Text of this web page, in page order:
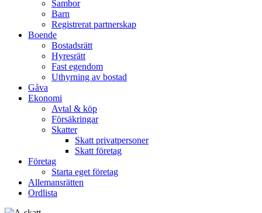
Sambor
Barn
Registrerat partnerskap
Boende
Bostadsrätt
Hyresrätt
Fast egendom
Uthyrning av bostad
Gåva
Ekonomi
Avtal & köp
Försäkringar
Skatter
Skatt privatpersoner
Skatt företag
Företag
Starta eget företag
Allemansrätten
Ordlista